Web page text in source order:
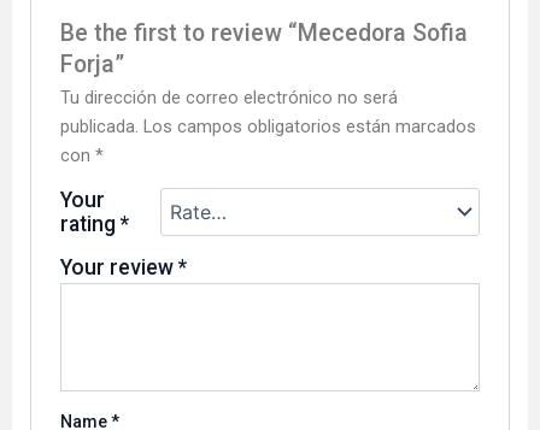
Be the first to review “Mecedora Sofia
Forja”
Tu dirección de correo electrónico no será
publicada. Los campos obligatorios están marcados
con*
Your
rating*
Your review*
Name*